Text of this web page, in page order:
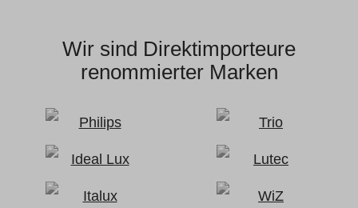
Wir sind Direktimporteure
renommierter Marken